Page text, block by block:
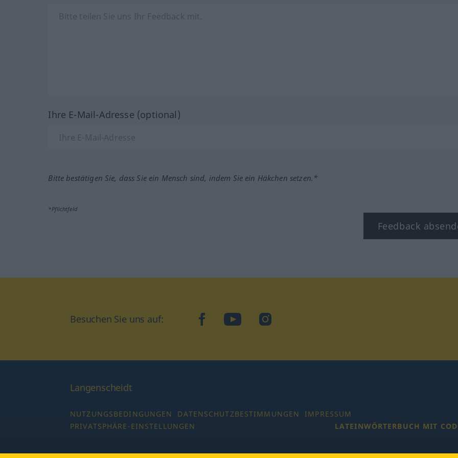
Ihre E-Mail-Adresse (optional)
Bitte bestätigen Sie, dass Sie ein Mensch sind, indem Sie ein Häkchen setzen.*
*Pflichtfeld
Feedback
Besuchen Sie uns auf: facebookYouTubeInstagram
Langenscheidt
NUTZUNGSBEDINGUNGEN DATENSCHUTZBESTIMMUNGEN
IMPRESSUM
PRIVATSPHÄRE-EINSTELLUNGEN
LATEINWÖRTERBUCH MIT